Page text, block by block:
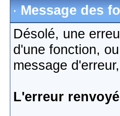
Message des
Désolé, une
d'une fonction,
message
L'erreur